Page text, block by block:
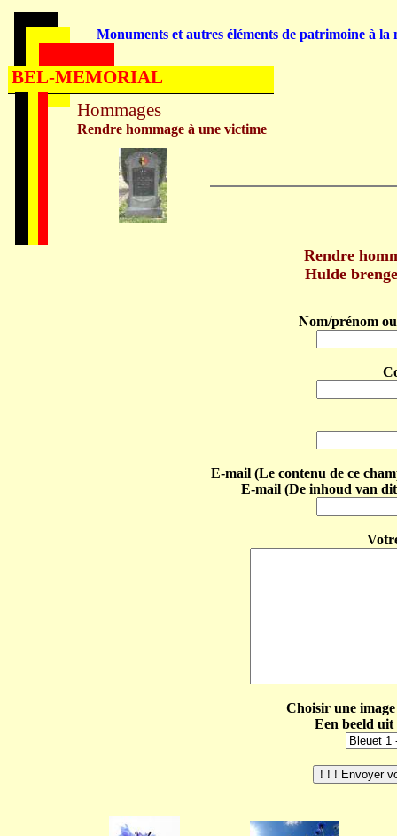
Rendre
Hulde
Nom/prénom
E-mail (Le contenu de ce
E-mail (De inhoud van
Choisir une
Een beeld
Hommages
Rendre hommage à une victime
Monuments et autres éléments de patrimoine à la
BEL-MEMORIAL